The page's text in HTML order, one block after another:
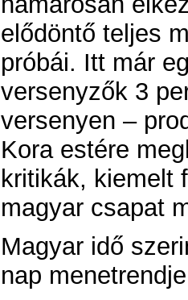
elődöntő teljes
próbái. Itt már
versenyzők 3
versenyen –
Kora estére
kritikák, kiemelt
magyar csapat
Magyar idő
nap